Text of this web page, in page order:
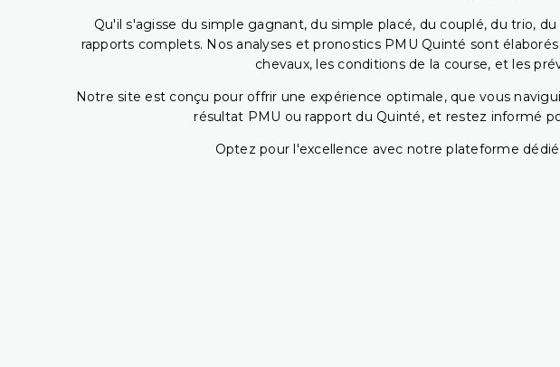
Qu'il s'agisse du simple gagnant, du simple placé, du couplé, du trio,
rapports complets. Nos analyses et pronostics PMU Quinté sont
chevaux, les conditions de la course, et les
Notre site est conçu pour offrir une expérience optimale, que vous
résultat PMU ou rapport du Quinté, et restez informé
Optez pour l'excellence avec notre plateforme